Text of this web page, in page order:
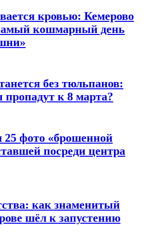
кровью: Кемерово
кошмарный день
без тюльпанов:
к 8 марта?
фото «брошенной
посреди центра
как знаменитый
шёл к запустению